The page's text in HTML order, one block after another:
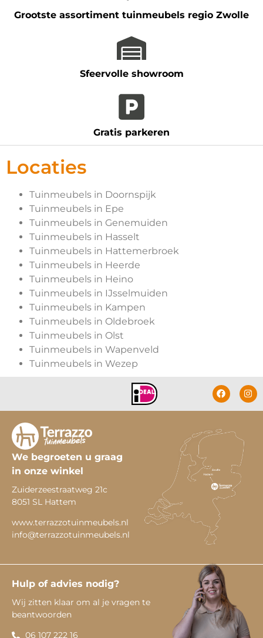
Grootste assortiment tuinmeubels regio Zwolle
Sfeervolle showroom
Gratis parkeren
Locaties
Tuinmeubels in Doornspijk
Tuinmeubels in Epe
Tuinmeubels in Genemuiden
Tuinmeubels in Hasselt
Tuinmeubels in Hattemerbroek
Tuinmeubels in Heerde
Tuinmeubels in Heino
Tuinmeubels in IJsselmuiden
Tuinmeubels in Kampen
Tuinmeubels in Oldebroek
Tuinmeubels in Olst
Tuinmeubels in Wapenveld
Tuinmeubels in Wezep
We begroeten u graag
in onze winkel
Zuiderzeestraatweg 21c
8051 SL Hattem
www.terrazzotuinmeubels.nl
info@terrazzotuinmeubels.nl
Hulp of advies nodig?
Wij zitten klaar om al je vragen te
beantwoorden
06 107 222 16